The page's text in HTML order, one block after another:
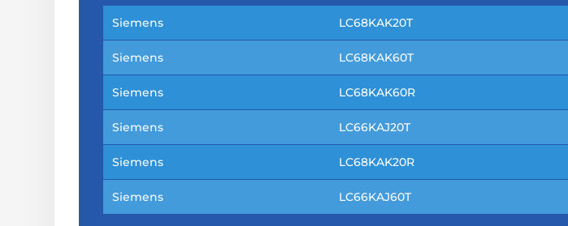
Siemens LC68KAK20T
Siemens LC68KAK60T
Siemens LC68KAK60R
Siemens LC66KAJ20T
Siemens LC68KAK20R
Siemens LC66KAJ60T